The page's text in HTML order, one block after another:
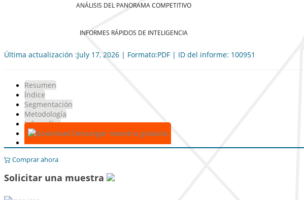
ANÁLISIS DEL PANORAMA COMPETITIVO
INFORMES RÁPIDOS DE INTELIGENCIA
Última actualización :July 17, 2026 | Formato:PDF | ID del informe: 100951
Resumen
Índice
Segmentación
Metodología
Infografías
Descargar muestra gratuita
Comprar ahora
Solicitar una muestra